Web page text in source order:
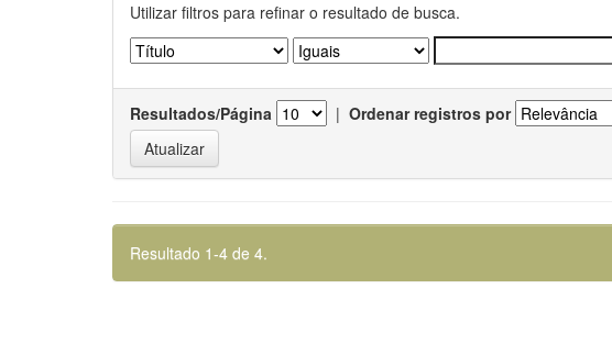
Utilizar filtros para refinar o resultado de busca.
Resultados/Página | Ordenar registros por
Resultado 1-4 de 4.